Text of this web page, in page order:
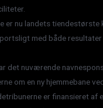
er nu landets tiendestørste
med både
det nuværende
om en ny hjemmebane
er finansieret af